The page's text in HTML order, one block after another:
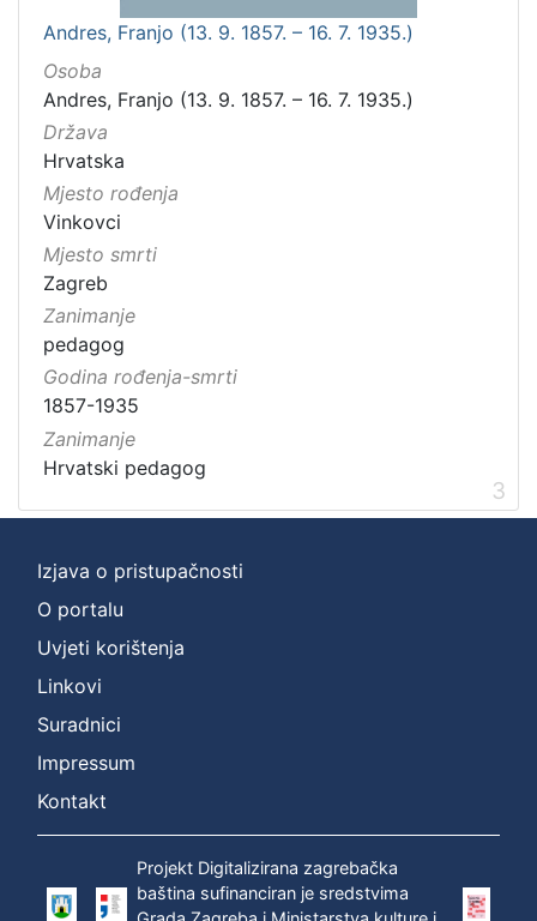
Andres, Franjo (13. 9. 1857. – 16. 7. 1935.)
Osoba
Andres, Franjo (13. 9. 1857. – 16. 7. 1935.)
Država
Hrvatska
Mjesto rođenja
Vinkovci
Mjesto smrti
Zagreb
Zanimanje
pedagog
Godina rođenja-smrti
1857-1935
Zanimanje
Hrvatski pedagog
3
Izjava o pristupačnosti
O portalu
Uvjeti korištenja
Linkovi
Suradnici
Impressum
Kontakt
Projekt Digitalizirana zagrebačka
baština sufinanciran je sredstvima